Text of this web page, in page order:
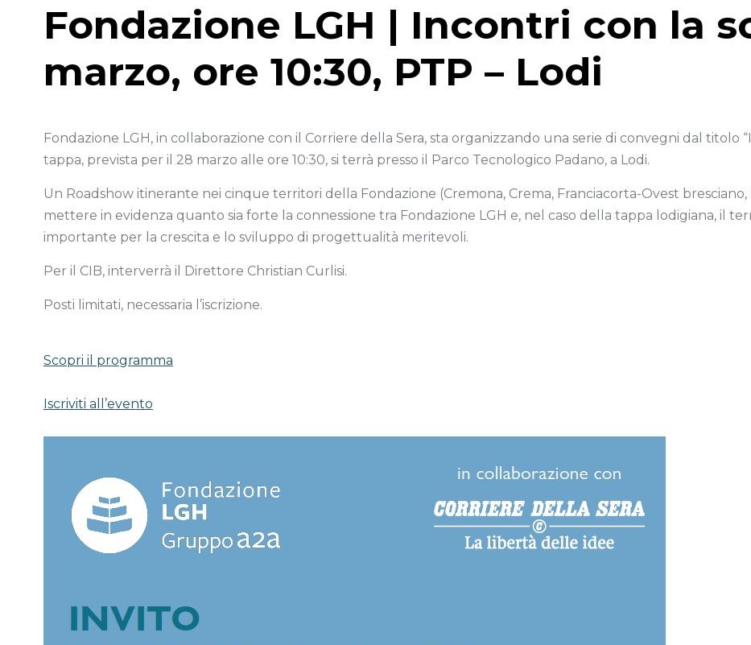
Fondazione LGH | Incontri con la
marzo, ore 10:30, PTP – Lodi
Fondazione LGH, in collaborazione con il Corriere della Sera, sta organizzando una serie di convegni dal titolo
tappa, prevista per il 28 marzo alle ore 10:30, si terrà presso il Parco Tecnologico Padano, a Lodi.
Un Roadshow itinerante nei cinque territori della Fondazione (Cremona, Crema, Franciacorta-Ovest bresciano,
mettere in evidenza quanto sia forte la connessione tra Fondazione LGH e, nel caso della tappa lodigiana, il
importante per la crescita e lo sviluppo di progettualità meritevoli.
Per il CIB, interverrà il Direttore Christian Curlisi.
Posti limitati, necessaria l’iscrizione.
Scopri il programma
Iscriviti all’evento